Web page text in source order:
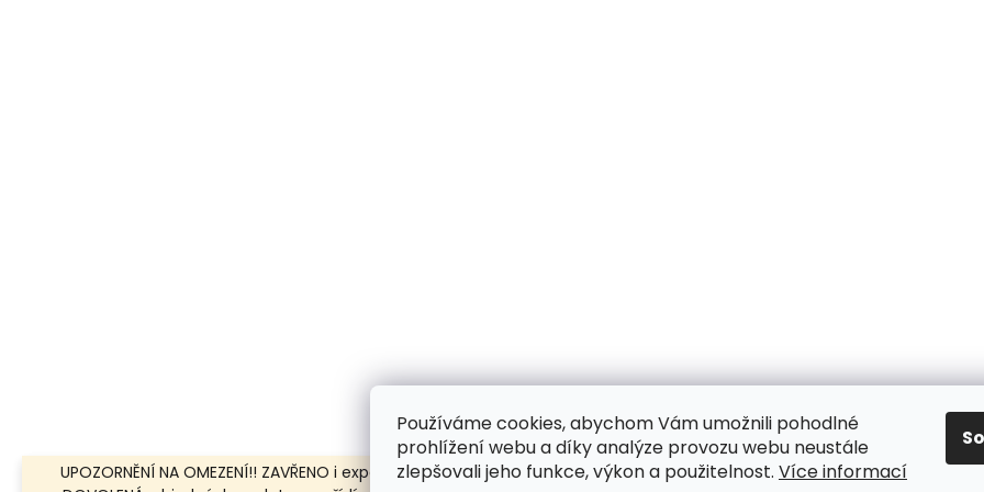
Používáme cookies, abychom Vám umožnili pohodlné
prohlížení webu a díky analýze provozu webu neustále
zlepšovali jeho funkce, výkon a použitelnost. Více informací
UPOZORNĚNÍ NA OMEZENÍ!! ZAVŘENO i expedice | 31.7.-8.8.